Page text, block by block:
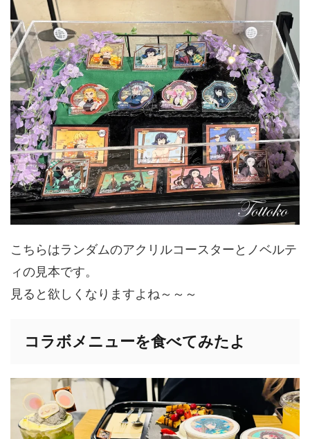
こちらはランダムのアクリルコースターとノベルテ
ィの見本です。
見ると欲しくなりますよね～～～
コラボメニューを食べてみたよ